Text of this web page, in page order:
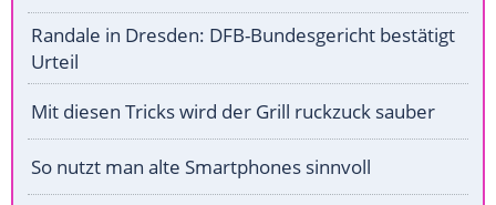
Randale in Dresden: DFB-Bundesgericht bestätigt
Urteil
Mit diesen Tricks wird der Grill ruckzuck sauber
So nutzt man alte Smartphones sinnvoll